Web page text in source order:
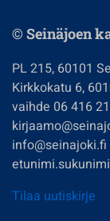
© Seinäjoen
PL 215, 60101
Kirkkokatu 6,
vaihde 06 416
info@seinajoki.fi
Tilaa uutiskirje